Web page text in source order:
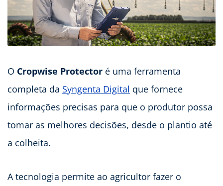
O Cropwise Protector é uma ferramenta
completa da Syngenta Digital que fornece
informações precisas para que o produtor possa
tomar as melhores decisões, desde o plantio até
a colheita.
A tecnologia permite ao agricultor fazer o